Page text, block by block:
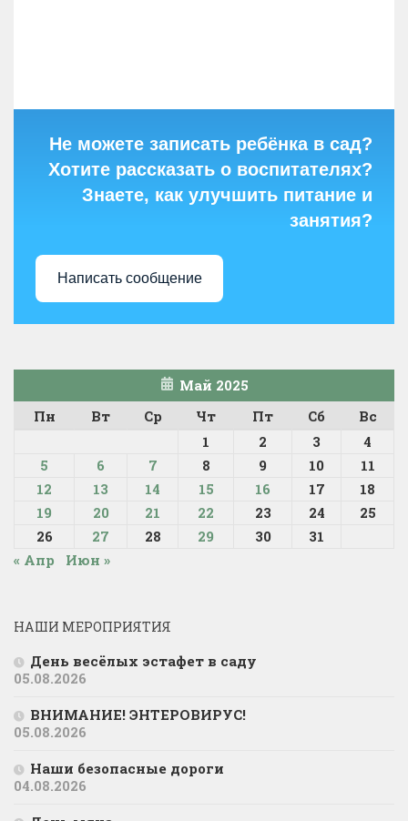
Не можете записать ребёнка в сад?
Хотите рассказать о воспитателях?
Знаете, как улучшить питание и
занятия?
Написать сообщение
Май 2025
Пн
Вт Ср Чт Пт Сб
Вс
1
2 3
4
5
6 7 8 9 10
11
12
13 14 15 16 17
18
19
20 21 22 23 24
25
26
27 28 29 30
31
« Апр
Июн »
НАШИ МЕРОПРИЯТИЯ
День весёлых эстафет в саду
05.08.2026
ВНИМАНИЕ! ЭНТЕРОВИРУС!
05.08.2026
Наши безопасные дороги
04.08.2026